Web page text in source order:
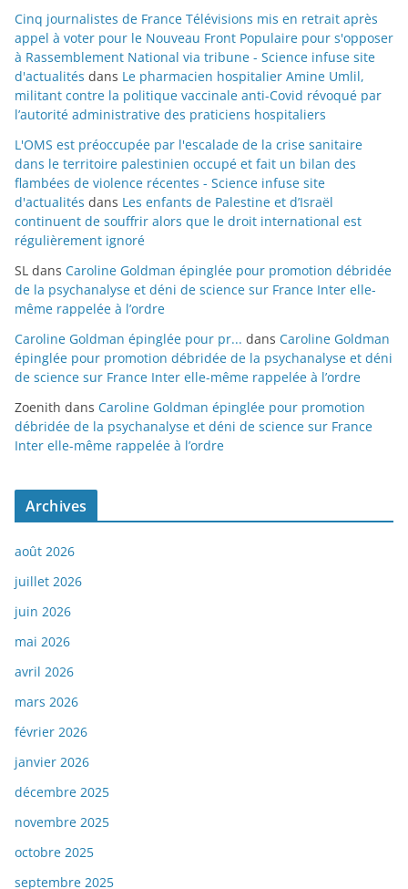
Cinq journalistes de France Télévisions mis en retrait après
appel à voter pour le Nouveau Front Populaire pour s'opposer
à Rassemblement National via tribune - Science infuse site
d'actualités dans Le pharmacien hospitalier Amine Umlil,
militant contre la politique vaccinale anti-Covid révoqué par
l’autorité administrative des praticiens hospitaliers
L'OMS est préoccupée par l'escalade de la crise sanitaire
dans le territoire palestinien occupé et fait un bilan des
flambées de violence récentes - Science infuse site
d'actualités dans Les enfants de Palestine et d’Israël
continuent de souffrir alors que le droit international est
régulièrement ignoré
SL dans Caroline Goldman épinglée pour promotion débridée
de la psychanalyse et déni de science sur France Inter elle-
même rappelée à l’ordre
Caroline Goldman épinglée pour pr... dans Caroline Goldman
épinglée pour promotion débridée de la psychanalyse et déni
de science sur France Inter elle-même rappelée à l’ordre
Zoenith dans Caroline Goldman épinglée pour promotion
débridée de la psychanalyse et déni de science sur France
Inter elle-même rappelée à l’ordre
Archives
août 2026
juillet 2026
juin 2026
mai 2026
avril 2026
mars 2026
février 2026
janvier 2026
décembre 2025
novembre 2025
octobre 2025
septembre 2025